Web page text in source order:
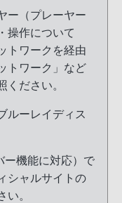
ー（プレーヤー
操作について
トワークを経由
トワーク」など
ください。
ルーレイディス
機能に対応）で
シャルサイトの
い。